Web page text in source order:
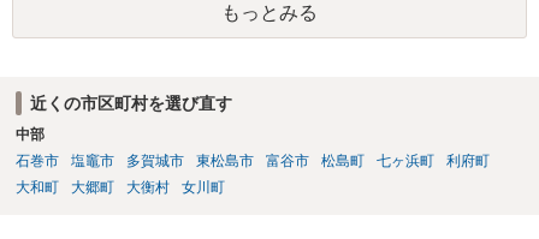
もっとみる
近くの市区町村を選び直す
中部
石巻市
塩竈市 多賀城市 東松島市 富谷市 松島町 七ヶ浜町
利府町
大和町
大郷町 大衡村 女川町